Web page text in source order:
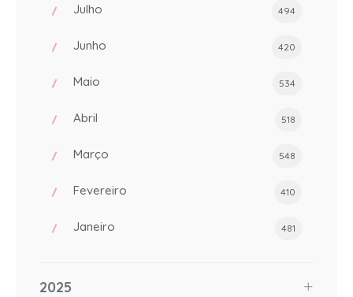
Julho 494
Junho 420
Maio 534
Abril 518
Março 548
Fevereiro 410
Janeiro 481
2025